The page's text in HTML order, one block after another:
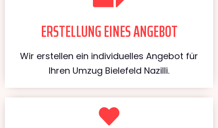
ERSTELLUNG EINES ANGEBOT
Wir erstellen ein individuelles Angebot für
Ihren Umzug Bielefeld Nazilli.